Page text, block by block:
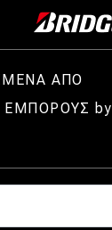
ΑΠΟ
ΕΜΠΟΡΟΥΣ by